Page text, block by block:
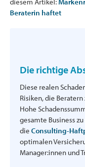
Beraterin haftet
Die richtige
Diese realen
Risiken, die
Hohe
gesamte Business
die Consulting-
optimalen
Manager:innen und